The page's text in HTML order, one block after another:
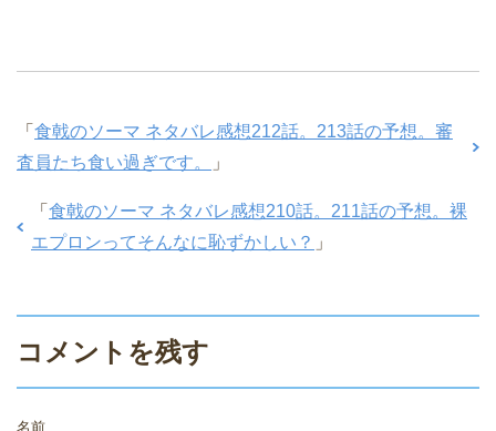
「 食戟のソーマ ネタバレ感想212話。213話の予想。審
査員たち食い過ぎです。
」
「 食戟のソーマ ネタバレ感想210話。211話の予想。裸
エプロンってそんなに恥ずかしい？ 」
コメントを残す
名前